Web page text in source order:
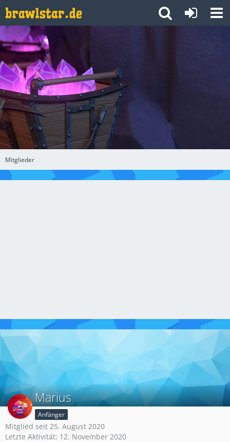
Mitglieder
Marius
Anfänger
Mitglied seit 25. August 2020
Letzte Aktivität: 12. November 2020